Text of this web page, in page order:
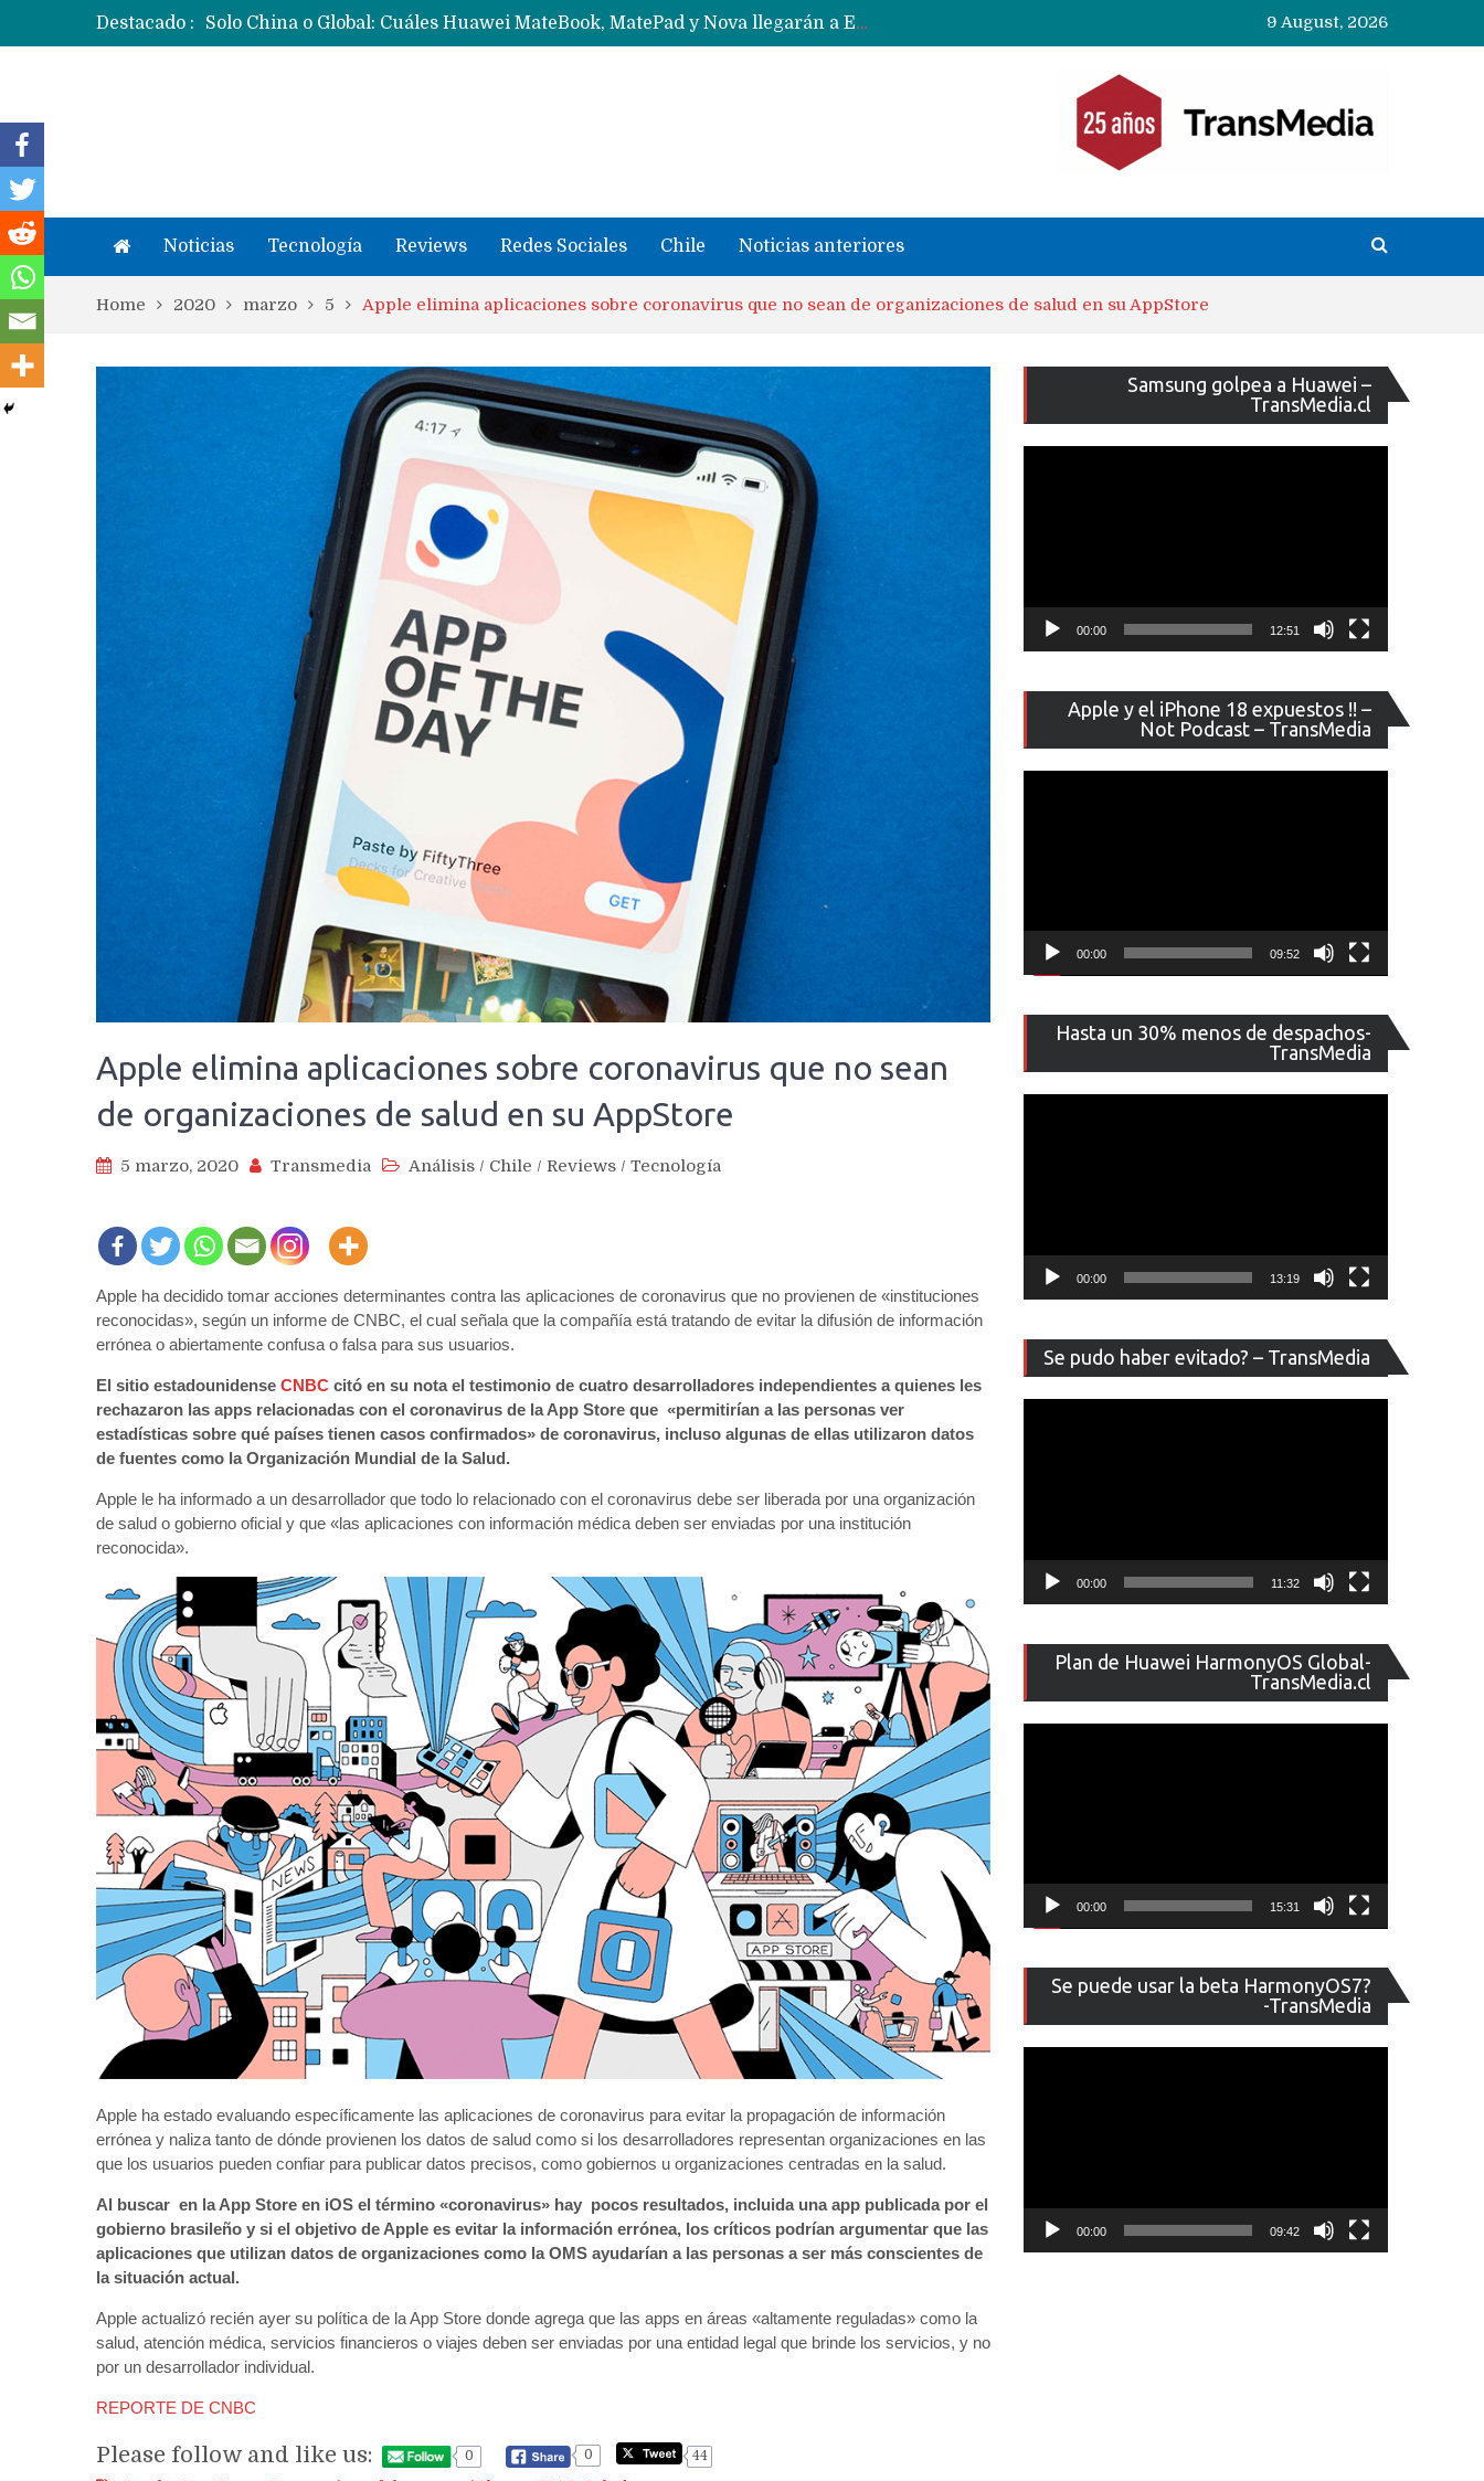
Destacado :
Data Centers de Huawei en Chile, México, Brasil,Perú y Argentina podrían verse afectados por arremetida de EE.UU
Fabricantes suben precios de teléfonos y ganan más dinero en un mercado donde Xiaomi alerta por no mejorar ventas
9 August, 2026
Noticias Tecnología Reviews Redes Sociales Chile Noticias anteriores
Home 2020 marzo 5 Apple elimina aplicaciones sobre coronavirus que no sean de organizaciones de salud en su AppStore
Apple elimina aplicaciones sobre coronavirus que no sean
de organizaciones de salud en su AppStore
5 marzo, 2020 Transmedia Análisis / Chile / Reviews / Tecnología
Apple ha decidido tomar acciones determinantes contra las aplicaciones de coronavirus que no provienen de «instituciones
reconocidas», según un informe de CNBC, el cual señala que la compañía está tratando de evitar la difusión de información
errónea o abiertamente confusa o falsa para sus usuarios.
El sitio estadounidense CNBC citó en su nota el testimonio de cuatro desarrolladores independientes a quienes les
rechazaron las apps relacionadas con el coronavirus de la App Store que «permitirían a las personas ver
estadísticas sobre qué países tienen casos confirmados» de coronavirus, incluso algunas de ellas utilizaron datos
de fuentes como la Organización Mundial de la Salud.
Apple le ha informado a un desarrollador que todo lo relacionado con el coronavirus debe ser liberada por una organización
de salud o gobierno oficial y que «las aplicaciones con información médica deben ser enviadas por una institución
reconocida».
Apple ha estado evaluando específicamente las aplicaciones de coronavirus para evitar la propagación de información
errónea y naliza tanto de dónde provienen los datos de salud como si los desarrolladores representan organizaciones en las
que los usuarios pueden confiar para publicar datos precisos, como gobiernos u organizaciones centradas en la salud.
Al buscar en la App Store en iOS el término «coronavirus» hay pocos resultados, incluida una app publicada por el
gobierno brasileño y si el objetivo de Apple es evitar la información errónea, los críticos podrían argumentar que las
aplicaciones que utilizan datos de organizaciones como la OMS ayudarían a las personas a ser más conscientes de
la situación actual.
Apple actualizó recién ayer su política de la App Store donde agrega que las apps en áreas «altamente reguladas» como la
salud, atención médica, servicios financieros o viajes deben ser enviadas por una entidad legal que brinde los servicios, y no
por un desarrollador individual.
REPORTE DE CNBC
Please follow and like us: 0 0 44
Samsung golpea a Huawei –
TransMedia.cl
de
vídeo
00:00 12:51
Apple y el iPhone 18 expuestos !! –
Not Podcast – TransMedia
de
vídeo
00:00 09:52
Hasta un 30% menos de despachos-
TransMedia
de
vídeo
00:00 13:19
Se pudo haber evitado? – TransMedia
de
vídeo
00:00 11:32
Plan de Huawei HarmonyOS Global-
TransMedia.cl
de
vídeo
00:00 15:31
Se puede usar la beta HarmonyOS7?
-TransMedia
de
vídeo
00:00 09:42